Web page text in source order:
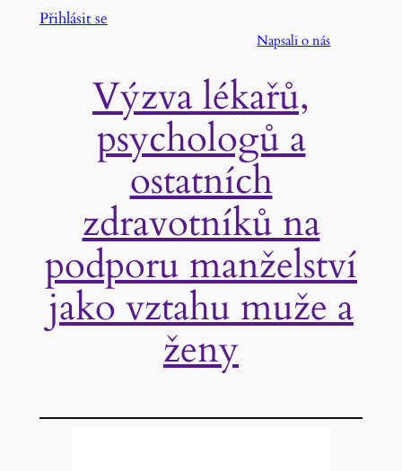
PřeskočitPřihlásit se
Napsali o nás
Výzva lékařů,
psychologů a
ostatních
zdravotníků na
podporu manželství
jako vztahu muže a
ženy